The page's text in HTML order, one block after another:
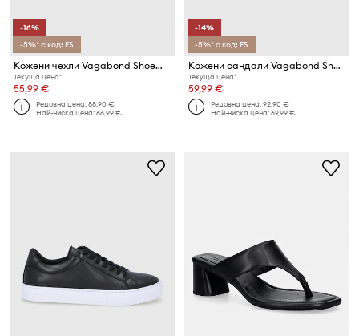
-16%
-5%* с код: FS
Кожени чехли Vagabond Shoemakers CONNIE
Текуща цена:
55,99 €
Редовна цена:88,90 €
Най-ниска цена:66,99 €
-14%
-5%* с код: FS
Кожени сандали Vagabond Shoemakers TIA 2.0
Текуща цена:
59,99 €
Редовна цена:92,90 €
Най-ниска цена:69,99 €